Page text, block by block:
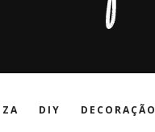
DIY DECORAÇÃO